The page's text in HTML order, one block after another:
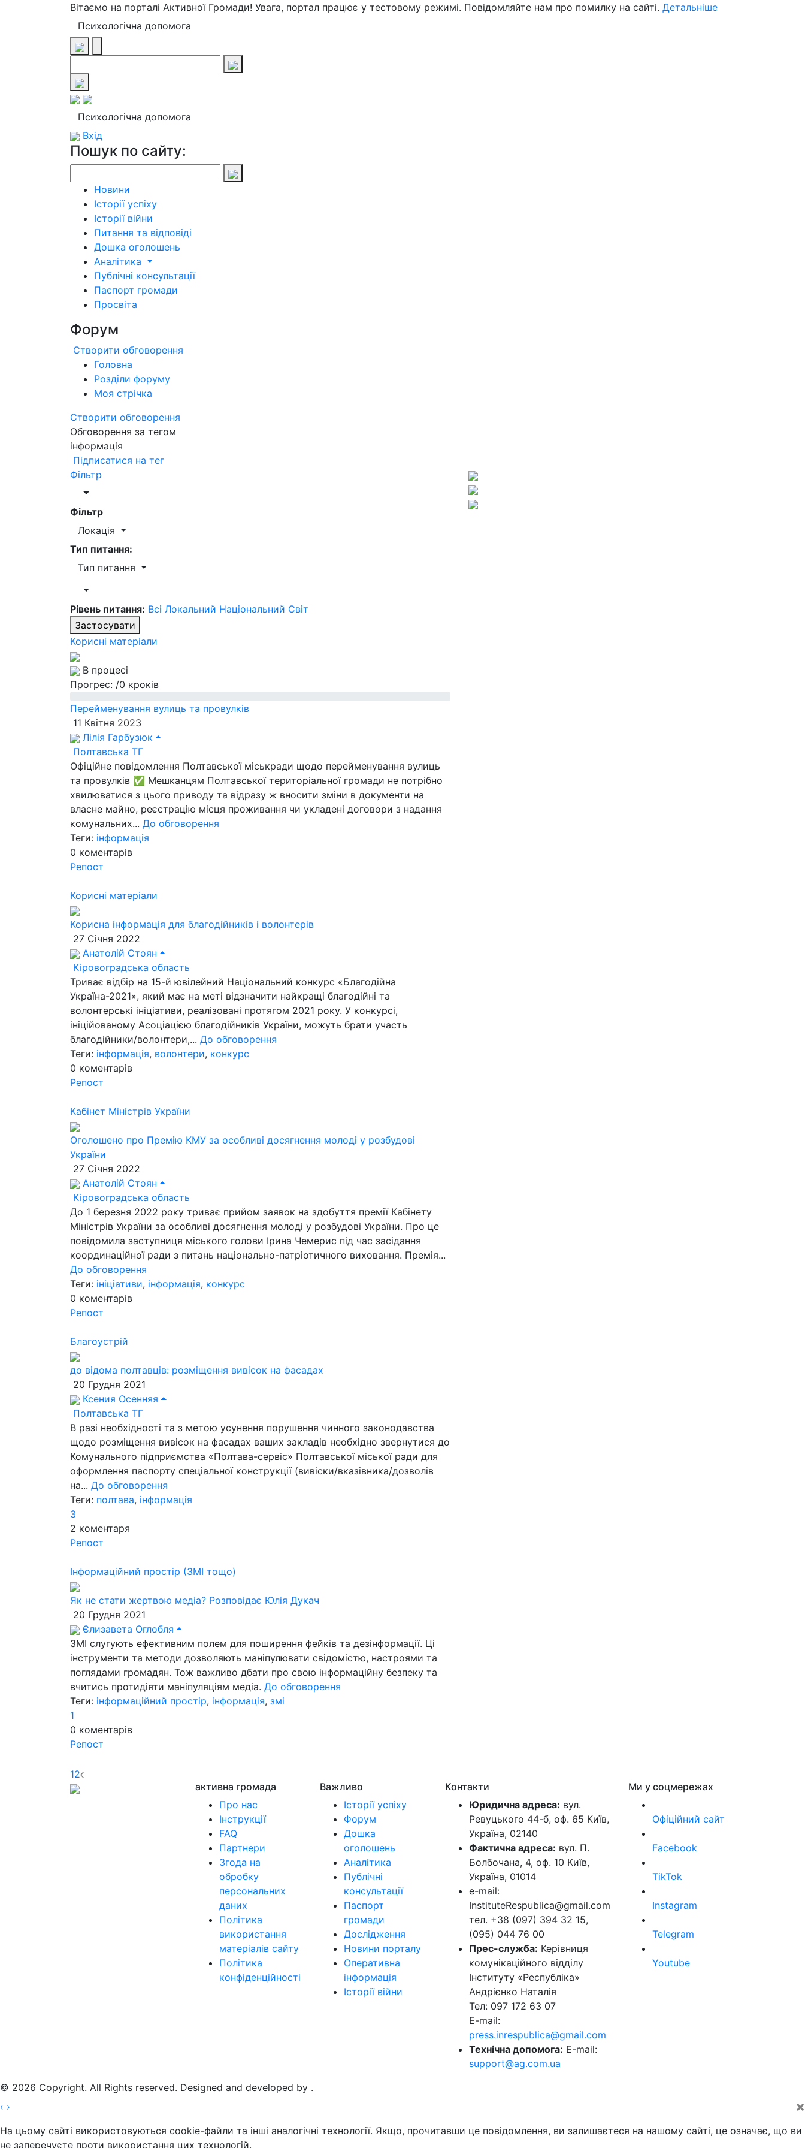
Вітаємо на порталі Активної Громади! Увага, портал працює у тестовому режимі. Повідомляйте нам про помилку на сайті. Детальніше
Психологічна допомога
Психологічна допомога
Вхід
Пошук по сайту:
Новини
Історії успіху
Історії війни
Питання та відповіді
Дошка оголошень
Аналітика
Публічні консультації
Паспорт громади
Просвіта
Форум
Створити обговорення
Головна
Розділи форуму
Моя стрічка
Створити обговорення
Обговорення за тегом
інформація
Підписатися на тег
Фільтр
Фільтр
Локація
Тип питання:
Тип питання
Рівень питання: Всі Локальний Національний Світ
Застосувати
Корисні матеріали
В процесі
Прогрес: /0 кроків
Перейменування вулиць та провулків
11 Квітня 2023
Лілія Гарбузюк
Полтавська ТГ
Офіційне повідомлення Полтавської міськради щодо перейменування вулиць
та провулків ✅ Мешканцям Полтавської територіальної громади не потрібно
хвилюватися з цього приводу та відразу ж вносити зміни в документи на
власне майно, реєстрацію місця проживання чи укладені договори з надання
комунальних... До обговорення
Теги: інформація
0 коментарів
Репост
Корисні матеріали
Корисна інформація для благодійників і волонтерів
27 Січня 2022
Анатолій Стоян
Кіровоградська область
Триває відбір на 15-й ювілейний Національний конкурс «Благодійна
Україна-2021», який має на меті відзначити найкращі благодійні та
волонтерські ініціативи, реалізовані протягом 2021 року. У конкурсі,
ініційованому Асоціацією благодійників України, можуть брати участь
благодійники/волонтери,... До обговорення
Теги: інформація, волонтери, конкурс
0 коментарів
Репост
Кабінет Міністрів України
Оголошено про Премію КМУ за особливі досягнення молоді у розбудові
України
27 Січня 2022
Анатолій Стоян
Кіровоградська область
До 1 березня 2022 року триває прийом заявок на здобуття премії Кабінету
Міністрів України за особливі досягнення молоді у розбудові України. Про це
повідомила заступниця міського голови Ірина Чемерис під час засідання
координаційної ради з питань національно-патріотичного виховання. Премія...
До обговорення
Теги: ініціативи, інформація, конкурс
0 коментарів
Репост
Благоустрій
до відома полтавців: розміщення вивісок на фасадах
20 Грудня 2021
Ксения Осенняя
Полтавська ТГ
В разі необхідності та з метою усунення порушення чинного законодавства
щодо розміщення вивісок на фасадах ваших закладів необхідно звернутися до
Комунального підприємства «Полтава-сервіс» Полтавської міської ради для
оформлення паспорту спеціальної конструкції (вивіски/вказівника/дозволів
на... До обговорення
Теги: полтава, інформація
3
2 коментаря
Репост
Інформаційний простір (ЗМІ тощо)
Як не стати жертвою медіа? Розповідає Юлія Дукач
20 Грудня 2021
Єлизавета Оглобля
ЗМІ слугують ефективним полем для поширення фейків та дезінформації. Ці
інструменти та методи дозволяють маніпулювати свідомістю, настроями та
поглядами громадян. Тож важливо дбати про свою інформаційну безпеку та
вчитись протидіяти маніпуляціям медіа. До обговорення
Теги: інформаційний простір, інформація, змі
1
0 коментарів
Репост
12
активна громада
Про нас
Інструкції
FAQ
Партнери
Згода на
обробку
персональних
даних
Політика
використання
матеріалів сайту
Політика
конфіденційності
Важливо
Історії успіху
Форум
Дошка
оголошень
Аналітика
Публічні
консультації
Паспорт
громади
Дослідження
Новини порталу
Оперативна
інформація
Історії війни
Контакти
Юридична адреса: вул.
Ревуцького 44-б, оф. 65 Київ,
Україна, 02140
Фактична адреса: вул. П.
Болбочана, 4, оф. 10 Київ,
Україна, 01014
e-mail:
InstituteRespublica@gmail.com
тел. +38 (097) 394 32 15,
(095) 044 76 00
Прес-служба: Керівниця
комунікаційного відділу
Інституту «Республіка»
Андрієнко Наталія
Тел: 097 172 63 07
E-mail:
press.inrespublica@gmail.com
Технічна допомога: E-mail:
support@ag.com.ua
Ми у соцмережах
Офіційний сайт
Facebook
TikTok
Instagram
Telegram
Youtube
© 2026 Copyright. All Rights reserved. Designed and developed by .
‹ › ×
На цьому сайті використовуються cookie-файли та інші аналогічні технології. Якщо, прочитавши це повідомлення, ви залишаєтеся на нашому сайті, це означає, що ви
не заперечуєте проти використання цих технологій.